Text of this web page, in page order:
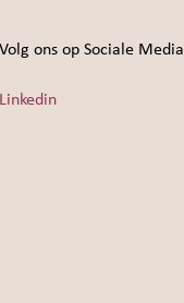
Volg ons op Sociale Media
Linkedin